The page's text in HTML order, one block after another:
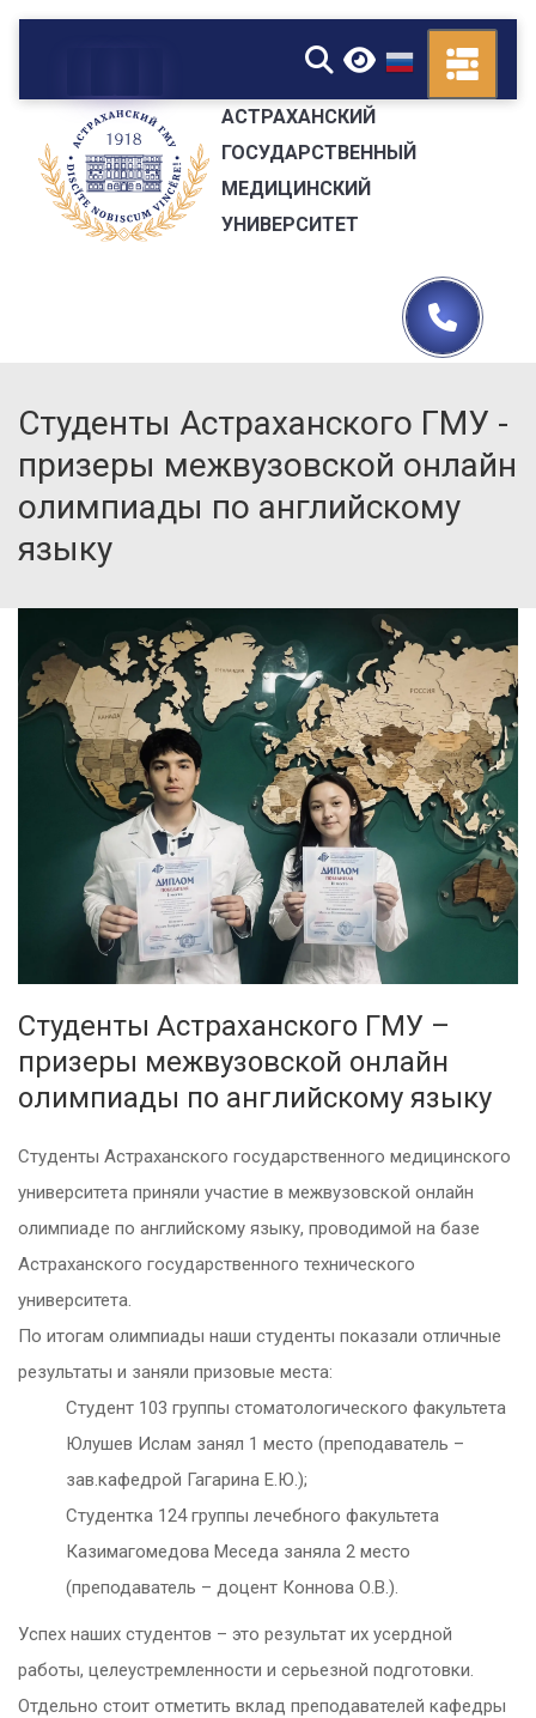
▼
АСТРАХАНСКИЙ
ГОСУДАРСТВЕННЫЙ
МЕДИЦИНСКИЙ
УНИВЕРСИТЕТ
Студенты Астраханского ГМУ -
призеры межвузовской онлайн
олимпиады по английскому
языку
Студенты Астраханского ГМУ –
призеры межвузовской онлайн
олимпиады по английскому языку
Студенты Астраханского государственного медицинского
университета приняли участие в межвузовской онлайн
олимпиаде по английскому языку, проводимой на базе
Астраханского государственного технического
университета.
По итогам олимпиады наши студенты показали отличные
результаты и заняли призовые места:
Студент 103 группы стоматологического факультета
Юлушев Ислам занял 1 место (преподаватель –
зав.кафедрой Гагарина Е.Ю.);
Студентка 124 группы лечебного факультета
Казимагомедова Меседа заняла 2 место
(преподаватель – доцент Коннова О.В.).
Успех наших студентов – это результат их усердной
работы, целеустремленности и серьезной подготовки.
Отдельно стоит отметить вклад преподавателей кафедры